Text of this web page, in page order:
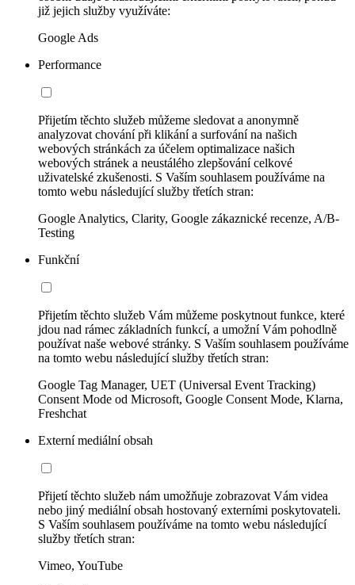
již jejich služby využíváte:
Google Ads
Performance
Přijetím těchto služeb můžeme sledovat a anonymně
analyzovat chování při klikání a surfování na našich
webových stránkách za účelem optimalizace našich
webových stránek a neustálého zlepšování celkové
uživatelské zkušenosti. S Vaším souhlasem používáme na
tomto webu následující služby třetích stran:
Google Analytics, Clarity, Google zákaznické recenze, A/B-
Testing
Funkční
Přijetím těchto služeb Vám můžeme poskytnout funkce, které
jdou nad rámec základních funkcí, a umožní Vám pohodlně
používat naše webové stránky. S Vaším souhlasem používáme
na tomto webu následující služby třetích stran:
Google Tag Manager, UET (Universal Event Tracking)
Consent Mode od Microsoft, Google Consent Mode, Klarna,
Freshchat
Externí mediální obsah
Přijetí těchto služeb nám umožňuje zobrazovat Vám videa
nebo jiný mediální obsah hostovaný externími poskytovateli.
S Vaším souhlasem používáme na tomto webu následující
služby třetích stran:
Vimeo, YouTube